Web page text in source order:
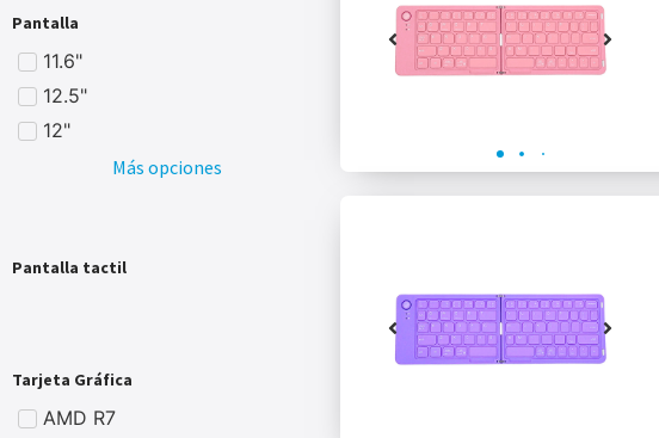
Pantalla
11.6"
12.5"
12"
Más opciones
Pantalla tactil
Tarjeta Gráfica
AMD R7